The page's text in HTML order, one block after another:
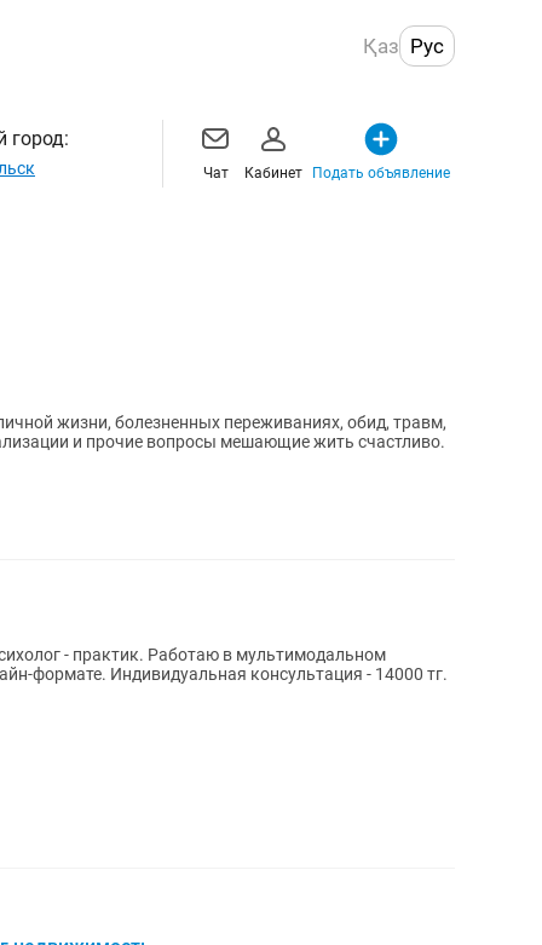
Қаз Рус
город:
Чат Кабинет Подать объявление
жизни, болезненных переживаниях, обид, травм,
и прочие вопросы мешающие жить счастливо.
- практик. Работаю в мультимодальном
- 14000 тг.